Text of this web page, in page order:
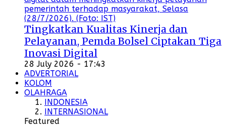
Tingkatkan Kualitas Kinerja dan
Pelayanan, Pemda Bolsel Ciptakan Tiga
Inovasi Digital
28 July 2026 - 17:43
ADVERTORIAL
KOLOM
OLAHRAGA
INDONESIA
INTERNASIONAL
Featured